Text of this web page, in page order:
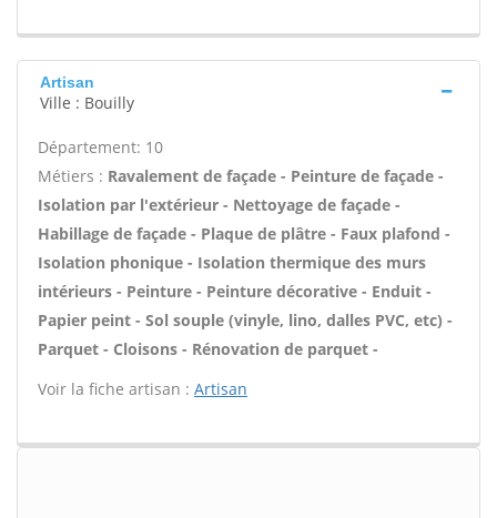
Artisan
Ville : Bouilly
Département: 10
Métiers : Ravalement de façade - Peinture de façade -
Isolation par l'extérieur - Nettoyage de façade -
Habillage de façade - Plaque de plâtre - Faux plafond -
Isolation phonique - Isolation thermique des murs
intérieurs - Peinture - Peinture décorative - Enduit -
Papier peint - Sol souple (vinyle, lino, dalles PVC, etc) -
Parquet - Cloisons - Rénovation de parquet -
Voir la fiche artisan : Artisan